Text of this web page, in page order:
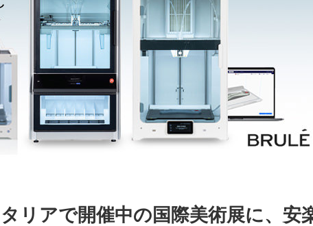
リアで開催中の国際美術展に、安